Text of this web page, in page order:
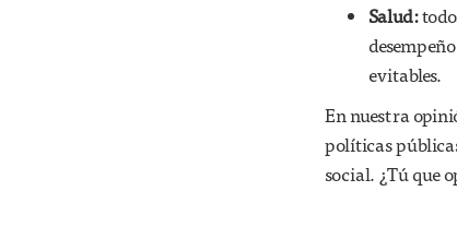
Salud:
evitables.
En nuestra
políticas
social. ¿Tú que